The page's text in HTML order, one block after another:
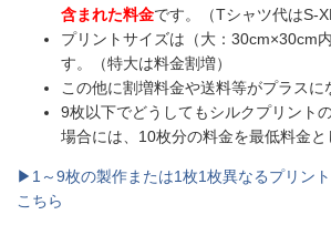
含まれた料金です。（Tシャツ代はS-
プリントサイズは（大：30cm×30cm
す。（特大は料金割増）
この他に割増料金や送料等がプラスに
9枚以下でどうしてもシルクプリント
場合には、10枚分の料金を最低料金と
▶1～9枚の製作または1枚1枚異なるプリン
こちら